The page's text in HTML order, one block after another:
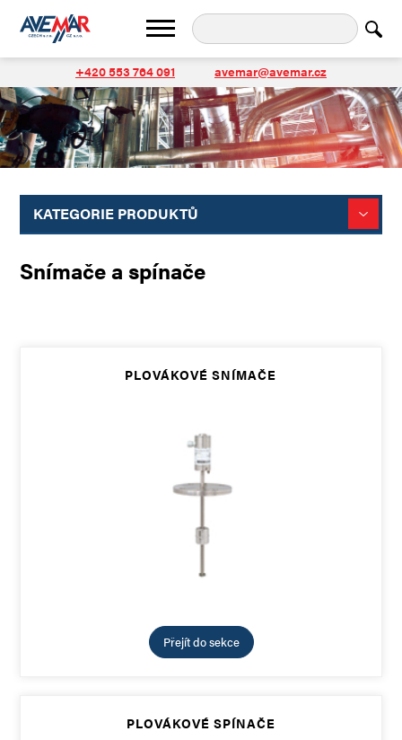
+420 553 764 091 avemar@avemar.cz
KATEGORIE PRODUKTŮ
Snímače a spínače
PLOVÁKOVÉ SNÍMAČE
Přejít do sekce
PLOVÁKOVÉ SPÍNAČE